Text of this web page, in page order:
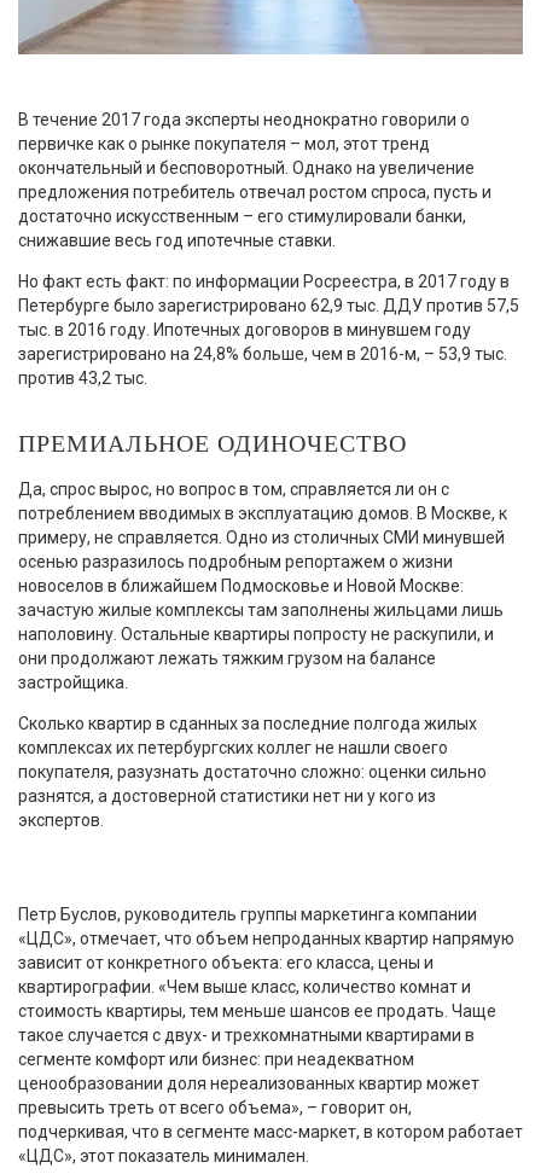
В течение 2017 года эксперты неоднократно говорили о
первичке как о рынке покупателя – мол, этот тренд
окончательный и бесповоротный. Однако на увеличение
предложения потребитель отвечал ростом спроса, пусть и
достаточно искусственным – его стимулировали банки,
снижавшие весь год ипотечные ставки.
Но факт есть факт: по информации Росреестра, в 2017 году в
Петербурге было зарегистрировано 62,9 тыс. ДДУ против 57,5
тыс. в 2016 году. Ипотечных договоров в минувшем году
зарегистрировано на 24,8% больше, чем в 2016-м, – 53,9 тыс.
против 43,2 тыс.
ПРЕМИАЛЬНОЕ ОДИНОЧЕСТВО
Да, спрос вырос, но вопрос в том, справляется ли он с
потреблением вводимых в эксплуатацию домов. В Москве, к
примеру, не справляется. Одно из столичных СМИ минувшей
осенью разразилось подробным репортажем о жизни
новоселов в ближайшем Подмосковье и Новой Москве:
зачастую жилые комплексы там заполнены жильцами лишь
наполовину. Остальные квартиры попросту не раскупили, и
они продолжают лежать тяжким грузом на балансе
застройщика.
Сколько квартир в сданных за последние полгода жилых
комплексах их петербургских коллег не нашли своего
покупателя, разузнать достаточно сложно: оценки сильно
разнятся, а достоверной статистики нет ни у кого из
экспертов.
Петр Буслов, руководитель группы маркетинга компании
«ЦДС», отмечает, что объем непроданных квартир напрямую
зависит от конкретного объекта: его класса, цены и
квартирографии. «Чем выше класс, количество комнат и
стоимость квартиры, тем меньше шансов ее продать. Чаще
такое случается с двух- и трехкомнатными квартирами в
сегменте комфорт или бизнес: при неадекватном
ценообразовании доля нереализованных квартир может
превысить треть от всего объема», – говорит он,
подчеркивая, что в сегменте масс-маркет, в котором работает
«ЦДС», этот показатель минимален.